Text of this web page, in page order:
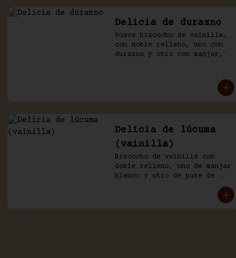
Delicia de durazno
Suave bizcocho de vainilla,
con doble relleno, uno con
durazno y otro con manjar,
Delicia de lúcuma
(vainilla)
Bizcocho de vainilla con
doble relleno, uno de manjar
blanco y otro de pure de
lúcuma. Baño nicked de crema